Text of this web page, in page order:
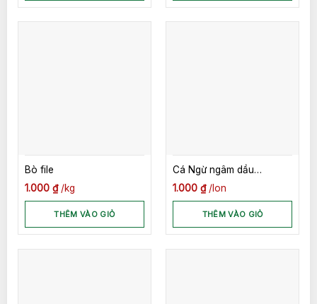
Bò file
1.000 ₫ kg
THÊM VÀO GIỎ
Cá Ngừ ngâm dầu
Seaspimex 185gr
1.000 ₫ lon
THÊM VÀO GIỎ